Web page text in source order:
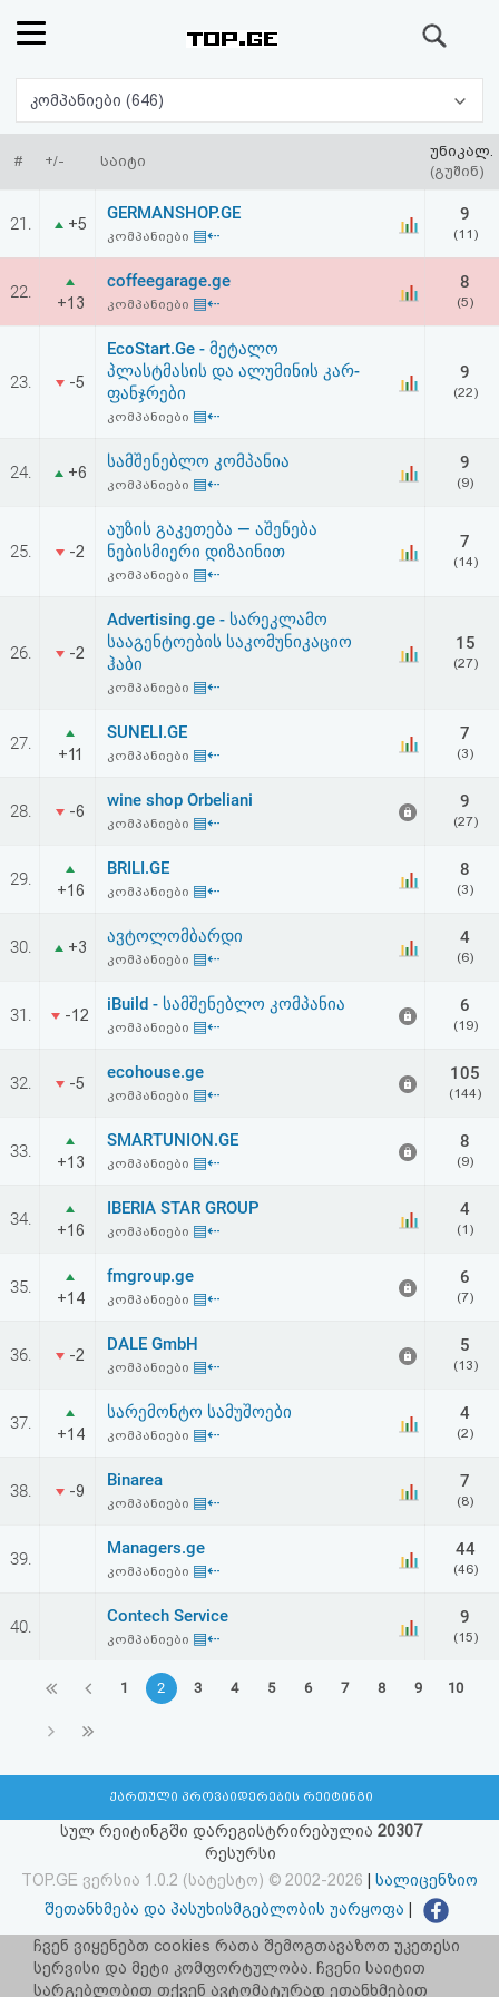
რეიტინგი
(მთავარი)
ფოსტა
კითხვა-
პასუხი
ავტორიზაცია
რეგისტრაცია
პაროლის
სალიცენზიო
და
პასუხისმგებლობის
კომპანიები (646)
# +/- საიტი
უნიკალ.
(გუშინ)
21. +5
GERMANSHOP.GE
კომპანიები ▤⇠
9
(11)
22.
+13
coffeegarage.ge
კომპანიები ▤⇠
8
(5)
23. -5
EcoStart.Ge - მეტალო
პლასტმასის და ალუმინის კარ-
ფანჯრები
კომპანიები ▤⇠
9
(22)
24. +6
სამშენებლო კომპანია
კომპანიები ▤⇠
9
(9)
25. -2
აუზის გაკეთება — აშენება
ნებისმიერი დიზაინით
კომპანიები ▤⇠
7
(14)
26. -2
Advertising.ge - სარეკლამო
სააგენტოების საკომუნიკაციო
ჰაბი
კომპანიები ▤⇠
15
(27)
27.
+11
SUNELI.GE
კომპანიები ▤⇠
7
(3)
28. -6
wine shop Orbeliani
კომპანიები ▤⇠
9
(27)
29.
+16
BRILI.GE
კომპანიები ▤⇠
8
(3)
30. +3
ავტოლომბარდი
კომპანიები ▤⇠
4
(6)
31. -12
iBuild - სამშენებლო კომპანია
კომპანიები ▤⇠
6
(19)
32. -5
ecohouse.ge
კომპანიები ▤⇠
105
(144)
33.
+13
SMARTUNION.GE
კომპანიები ▤⇠
8
(9)
34.
+16
IBERIA STAR GROUP
კომპანიები ▤⇠
4
(1)
35.
+14
fmgroup.ge
კომპანიები ▤⇠
6
(7)
36. -2
DALE GmbH
კომპანიები ▤⇠
5
(13)
37.
+14
სარემონტო სამუშოები
კომპანიები ▤⇠
4
(2)
38. -9
Binarea
კომპანიები ▤⇠
7
(8)
39.
Managers.ge
კომპანიები ▤⇠
44
(46)
40.
Contech Service
კომპანიები ▤⇠
9
(15)
1 2 3 4 5 6 7 8 9 10
ქართული პროვაიდერების რეიტინგი
სულ რეიტინგში დარეგისტრირებულია 20307
რესურსი
TOP.GE ვერსია 1.0.2 (სატესტო) © 2002-2026
სალიცენზიო
შეთანხმება და პასუხისმგებლობის უარყოფა
facebook.com/TOP.GE
იხილეთ TOP.GE - ის ძველი ვერსია ბმულზე
ჩვენ ვიყენებთ cookies რათა შემოგთავაზოთ უკეთესი
სერვისი და მეტი კომფორტულობა. ჩვენი საიტით
სარგებლობით თქვენ ავტომატურად ეთანხმებით